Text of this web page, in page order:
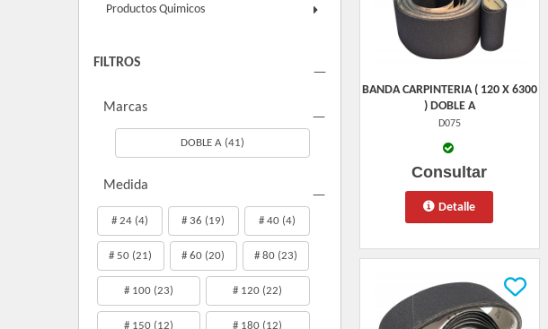
Productos Quimicos
FILTROS
Marcas
DOBLE A (41)
Medida
# 24 (4) # 36 (19) # 40 (4)
# 50 (21) # 60 (20) # 80 (23)
# 100 (23) # 120 (22)
# 150 (12) # 180 (12)
BANDA CARPINTERIA ( 120 X 6300
) DOBLE A
D075
Consultar
Detalle